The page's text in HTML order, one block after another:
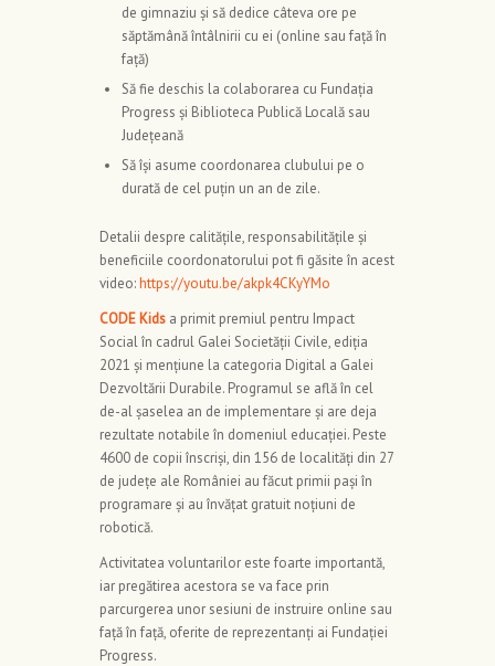
de gimnaziu și să dedice câteva ore pe
săptămână întâlnirii cu ei (online sau față în
față)
Să fie deschis la colaborarea cu Fundația
Progress și Biblioteca Publică Locală sau
Județeană
Să își asume coordonarea clubului pe o
durată de cel puțin un an de zile.
Detalii despre calitățile, responsabilitățile și
beneficiile coordonatorului pot fi găsite în acest
video:https://youtu.be/akpk4CKyYMo
CODE Kids a primit premiul pentru Impact
Social în cadrul Galei Societății Civile, ediția
2021 și mențiune la categoria Digital a Galei
Dezvoltării Durabile. Programul se află în cel
de-al șaselea an de implementare și are deja
rezultate notabile în domeniul educației. Peste
4600 de copii înscriși, din 156 de localități din 27
de județe ale României au făcut primii pași în
programare și au învățat gratuit noțiuni de
robotică.
Activitatea voluntarilor este foarte importantă,
iar pregătirea acestora se va face prin
parcurgerea unor sesiuni de instruire online sau
față în față, oferite de reprezentanți ai Fundației
Progress.